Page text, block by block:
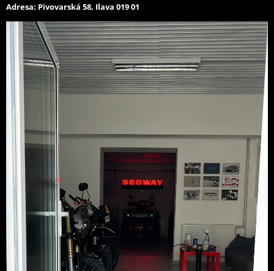
Adresa: Pivovarská 58, Ilava 019 01